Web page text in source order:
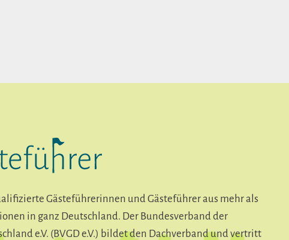
Gästeführerinnen und Gästeführer aus mehr als
in ganz Deutschland. Der Bundesverband der
e.V. (BVGD e.V.) bildet den Dachverband und vertritt